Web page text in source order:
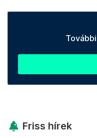
Friss hírek